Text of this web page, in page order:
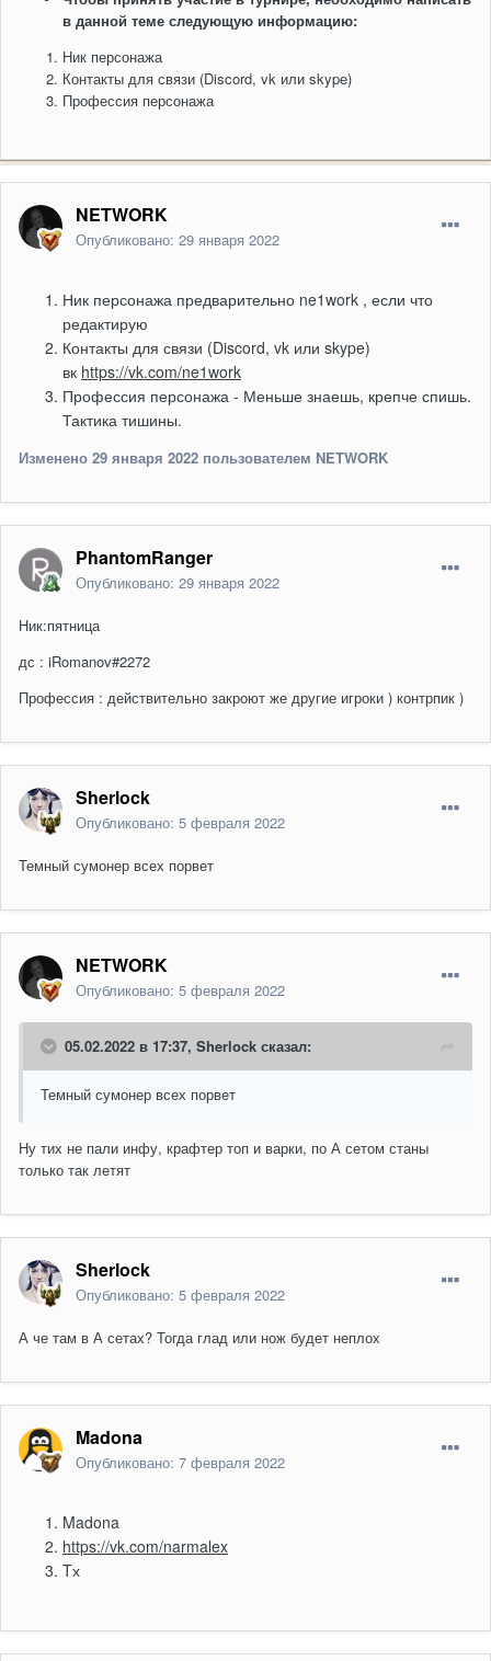
в данной теме следующую информацию:
Ник персонажа
Контакты для связи (Discord, vk или skype)
Профессия персонажа
NETWORK
Опубликовано: 29 января 2022
Ник персонажа предварительно ne1work , если что
редактирую
Контакты для связи (Discord, vk или skype)
вк https://vk.com/ne1work
Профессия персонажа - Меньше знаешь, крепче спишь.
Тактика тишины.
Изменено 29 января 2022 пользователем NETWORK
PhantomRanger
Опубликовано: 29 января 2022
Ник:пятница
дс : iRomanov#2272
Профессия : действительно закроют же другие игроки ) контрпик )
Sherlock
Опубликовано: 5 февраля 2022
Темный сумонер всех порвет
NETWORK
Опубликовано: 5 февраля 2022
05.02.2022 в 17:37, Sherlock сказал:
Темный сумонер всех порвет
Ну тих не пали инфу, крафтер топ и варки, по А сетом станы
только так летят
Sherlock
Опубликовано: 5 февраля 2022
А че там в А сетах? Тогда глад или нож будет неплох
Madona
Опубликовано: 7 февраля 2022
Madona
https://vk.com/narmalex
Tх